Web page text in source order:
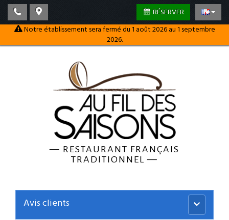
RÉSERVER
Notre établissement sera fermé du 1 août 2026 au 1 septembre
2026.
— RESTAURANT FRANÇAIS
TRADITIONNEL—
Menu
principal
Avis clients